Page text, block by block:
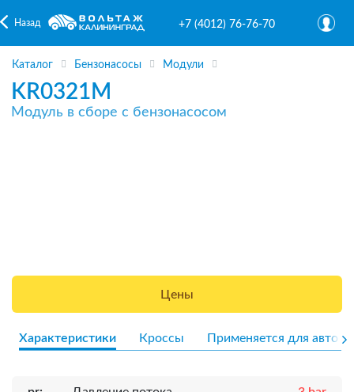
Назад +7 (4012) 76-76-70
Каталог Бензонасосы Модули
KR0321M
Модуль в сборе с бензонасосом
Цены
Характеристики Кроссы Применяется для авто